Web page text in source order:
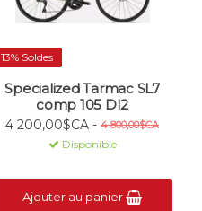
13% Soldes
Specialized Tarmac SL7
comp 105 DI2
4 200,00$CA - 4 800,00$CA
Disponible
Ajouter au panier